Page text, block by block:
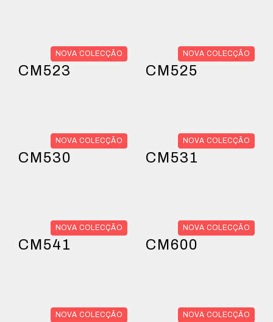
NOVA COLECÇÃO
CM523
NOVA COLECÇÃO
CM525
NOVA COLECÇÃO
CM530
NOVA COLECÇÃO
CM531
NOVA COLECÇÃO
CM541
NOVA COLECÇÃO
CM600
NOVA COLECÇÃO NOVA COLECÇÃO